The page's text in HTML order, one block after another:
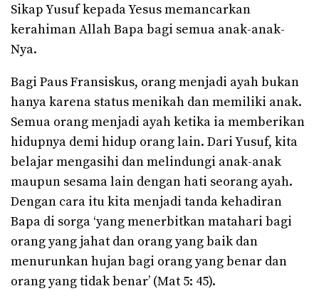
Sikap Yusuf kepada Yesus memancarkan
kerahiman Allah Bapa bagi semua anak-anak-
Nya.
Bagi Paus Fransiskus, orang menjadi ayah bukan
hanya karena status menikah dan memiliki anak.
Semua orang menjadi ayah ketika ia memberikan
hidupnya demi hidup orang lain. Dari Yusuf, kita
belajar mengasihi dan melindungi anak-anak
maupun sesama lain dengan hati seorang ayah.
Dengan cara itu kita menjadi tanda kehadiran
Bapa di sorga ‘yang menerbitkan matahari bagi
orang yang jahat dan orang yang baik dan
menurunkan hujan bagi orang yang benar dan
orang yang tidak benar’ (Mat 5: 45).